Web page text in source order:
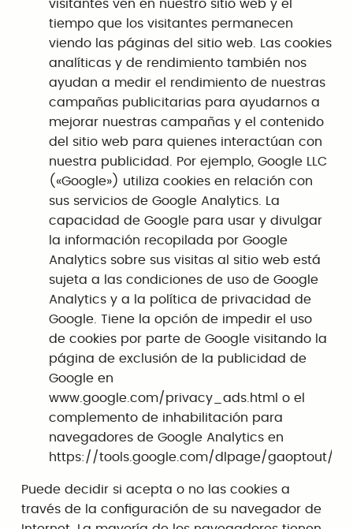
visitantes ven en nuestro sitio web y el
tiempo que los visitantes permanecen
viendo las páginas del sitio web. Las cookies
analíticas y de rendimiento también nos
ayudan a medir el rendimiento de nuestras
campañas publicitarias para ayudarnos a
mejorar nuestras campañas y el contenido
del sitio web para quienes interactúan con
nuestra publicidad. Por ejemplo, Google LLC
(«Google») utiliza cookies en relación con
sus servicios de Google Analytics. La
capacidad de Google para usar y divulgar
la información recopilada por Google
Analytics sobre sus visitas al sitio web está
sujeta a las condiciones de uso de Google
Analytics y a la política de privacidad de
Google. Tiene la opción de impedir el uso
de cookies por parte de Google visitando la
página de exclusión de la publicidad de
Google en
www.google.com/privacy_ads.html o el
complemento de inhabilitación para
navegadores de Google Analytics en
https://tools.google.com/dlpage/gaoptout/.
Puede decidir si acepta o no las cookies a
través de la configuración de su navegador de